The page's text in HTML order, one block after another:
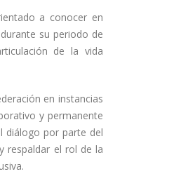
a conocer en
su periodo de
de la vida
en instancias
y permanente
diálogo por parte del
respaldar el rol de la